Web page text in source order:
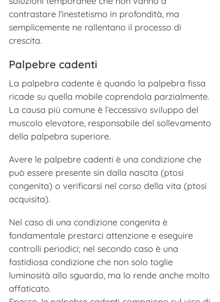
contrastare l’inestetismo in profondità, ma
semplicemente ne rallentano il processo di
crescita.
Palpebre cadenti
La palpebra cadente è quando la palpebra fissa
ricade su quella mobile coprendola parzialmente.
La causa più comune è l’eccessivo sviluppo del
muscolo elevatore, responsabile del sollevamento
della palpebra superiore.
Avere le palpebre cadenti è una condizione che
può essere presente sin dalla nascita (ptosi
congenita) o verificarsi nel corso della vita (ptosi
acquisita).
Nel caso di una condizione congenita è
fondamentale prestarci attenzione e eseguire
controlli periodici; nel secondo caso è una
fastidiosa condizione che non solo toglie
luminosità allo sguardo, ma lo rende anche molto
affaticato.